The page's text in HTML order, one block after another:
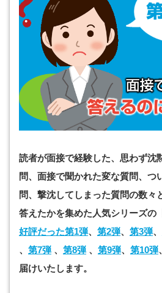
読者が面接で経験した、思わず沈
問、面接で聞かれた変な質問、つ
問、撃沈してしまった質問の数々
答えたかを集めた人気シリーズの
好評だった第1弾、 第2弾、 第3弾、
、 第7弾 、 第8弾 、 第9弾、 第10弾、
届けいたします。